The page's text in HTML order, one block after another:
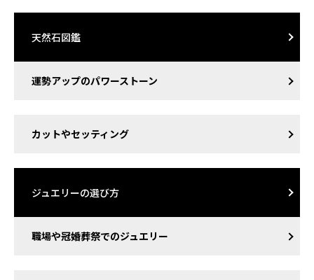
天然石図鑑
運勢アップのパワーストーン
カットやセッティング
ジュエリーの選び方
職場や冠婚葬祭でのジュエリー